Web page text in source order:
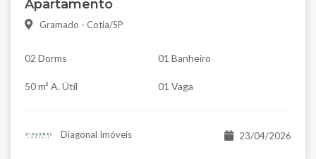
Apartamento
Gramado - Cotia/SP
02 Dorms 01 Banheiro
50 m² A. Útil 01 Vaga
Diagonal Imóveis 23/04/2026